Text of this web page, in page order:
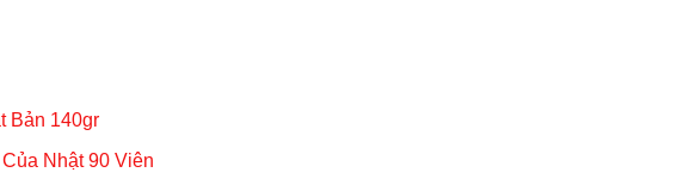
Bản 140gr
Nhật 90 Viên